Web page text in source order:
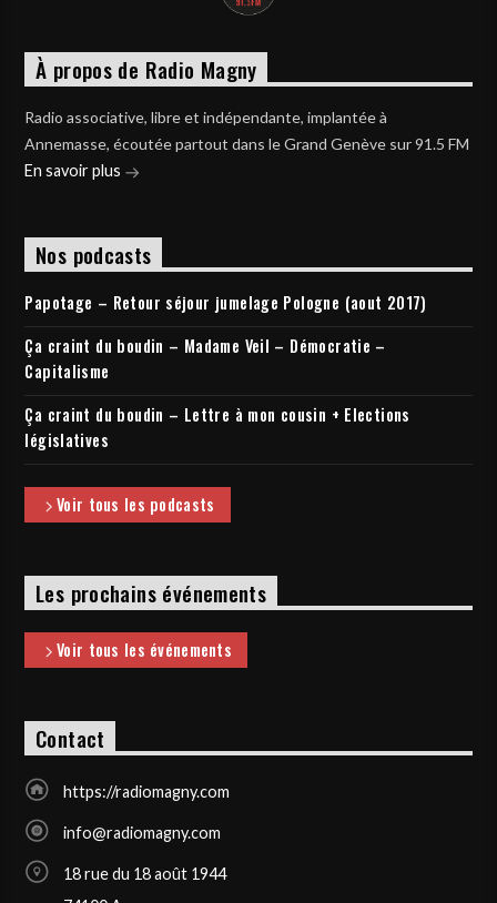
À propos de Radio Magny
Radio associative, libre et indépendante, implantée à
Annemasse, écoutée partout dans le Grand Genève sur 91.5 FM
En savoir plus
Nos podcasts
Papotage – Retour séjour jumelage Pologne (aout 2017)
Ça craint du boudin – Madame Veil – Démocratie –
Capitalisme
Ça craint du boudin – Lettre à mon cousin + Elections
législatives
Voir tous les podcasts
Les prochains événements
Voir tous les événements
Contact
https://radiomagny.com
info@radiomagny.com
18 rue du 18 août 1944